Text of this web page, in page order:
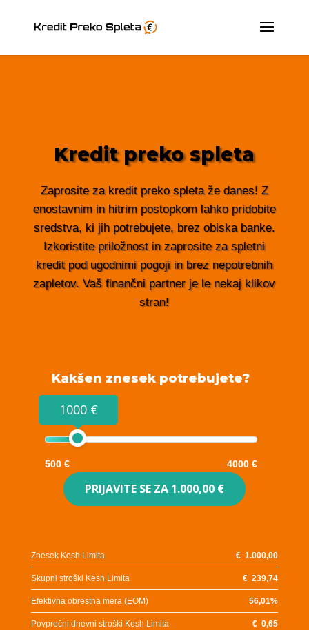
Kredit preko spleta
Zaprosite za kredit preko spleta že danes! Z
enostavnim in hitrim postopkom lahko pridobite
sredstva, ki jih potrebujete, brez obiska banke.
Izkoristite priložnost in zaprosite za spletni
kredit pod ugodnimi pogoji in brez nepotrebnih
zapletov. Vaš finančni partner je le nekaj klikov
stran!
Kakšen znesek potrebujete?
1000 €
500 € 4000 €
PRIJAVITE SE ZA 1.000,00 €
Znesek Kesh Limita €1.000,00
Skupni stroški Kesh Limita €239,74
Efektivna obrestna mera (EOM) 56,01%
Povprečni dnevni stroški Kesh Limita €0,65